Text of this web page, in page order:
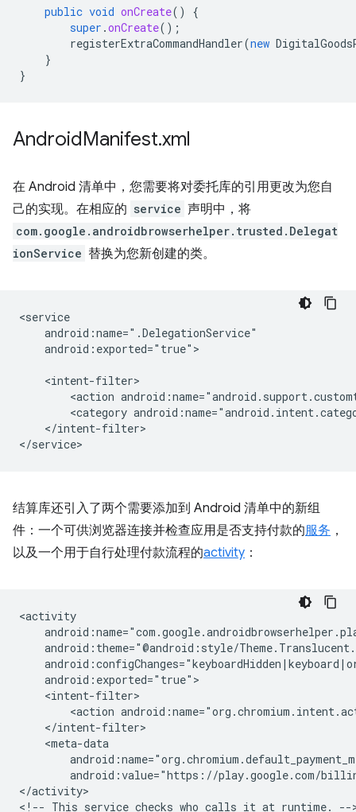
public void onCreate()
{
super .onCreate();
registerExtraCommandHandler(new
}
}
AndroidManifest.xml
在 Android 清单中，您需要将对委托库的引用更改为您自
己的实现。在相应的 service 声明中，将
com.google.androidbrowserhelper.trusted.Delegat
ionService 替换为您新创建的类。
android:exported="true">
<action
<category
</intent-filter>
结算库还引入了两个需要添加到 Android 清单中的新组
件：一个可供浏览器连接并检查应用是否支持付款的服务 ，
以及一个用于自行处理付款流程的activity ：
<action
android:value="https://play.google.com/
</activity>
<!-- This service checks who calls it at runtime.
--